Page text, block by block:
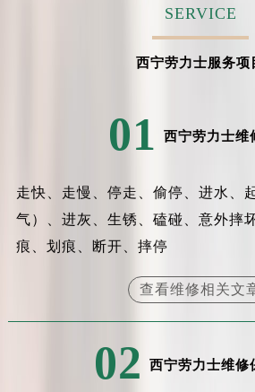
SERVICE
西宁劳力士服务项
01 西宁劳力士维
走快、走慢、停走、偷停、进水、
气）、进灰、生锈、磕碰、意外摔
痕、划痕、断开、摔停
查看维修相关文
02 西宁劳力士维修